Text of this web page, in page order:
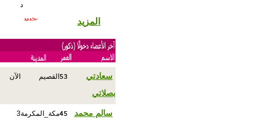
د
المزيد
سعادتي
بصلاتي
53 القصيم الآن
سالم محمد
45مكة_المكرمة3